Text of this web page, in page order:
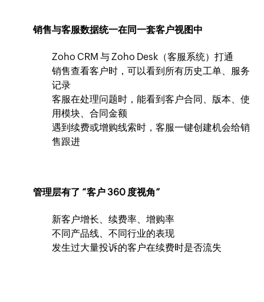
销售与客服数据统一在同一套客户视图中
Zoho CRM 与 Zoho Desk（客服系统）打通
销售查看客户时，可以看到所有历史工单、服务
记录
客服在处理问题时，能看到客户合同、版本、使
用模块、合同金额
遇到续费或增购线索时，客服一键创建机会给销
售跟进
管理层有了 “客户 360 度视角”
新客户增长、续费率、增购率
不同产品线、不同行业的表现
发生过大量投诉的客户在续费时是否流失